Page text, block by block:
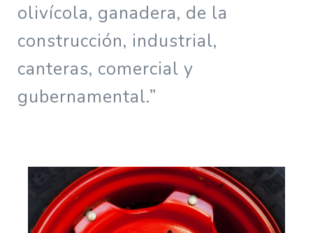
olivícola, ganadera, de la
construcción, industrial,
canteras, comercial y
gubernamental.”